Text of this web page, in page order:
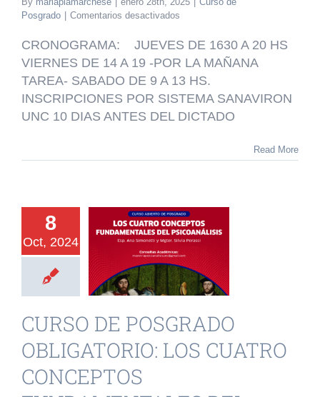
Posgrado
Comentarios desactivados
DE
POSGRADO
ABIERTO
A
ALUMNOS
EXTERNOS
CRONOGRAMA: JUEVES DE 1630 A 20 HS
VIERNES DE 14 A 19 -POR LA MAÑANA
TAREA- SABADO DE 9 A 13 HS.
INSCRIPCIONES POR SISTEMA SANAVIRON
UNC 10 DIAS ANTES DEL DICTADO
Read More
8
Oct, 2024
LOS
DEL
de Posgrado
CURSO DE POSGRADO
OBLIGATORIO: LOS CUATRO
CONCEPTOS